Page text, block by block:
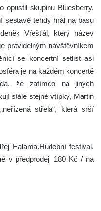
opustil skupinu Bluesberry.
sestavě tehdy hrál na basu
Vřešťál, který název
pravidelným návštěvníkem
se koncertní setlist asi
je na každém koncertě
že zatímco na jiných
stále stejné vtípky, Martin
střela“, která srší
Halama.Hudební festival.
v předprodeji 180 Kč / na